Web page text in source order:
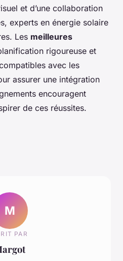
et d’une collaboration
experts en énergie solaire
Les meilleures
rigoureuse et
avec les
assurer une intégration
encouragent
de ces réussites.
M
PAR